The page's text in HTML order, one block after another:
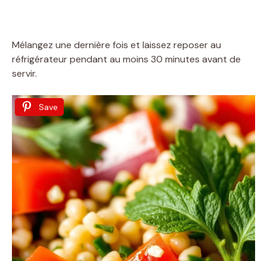
Mélangez une dernière fois et laissez reposer au
réfrigérateur pendant au moins 30 minutes avant de
servir.
Save